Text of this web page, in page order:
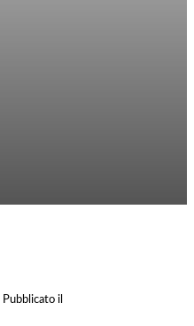
Pubblicato il